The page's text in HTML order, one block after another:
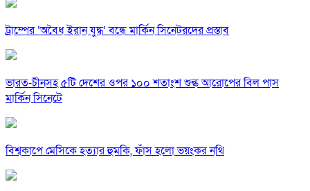
ট্রাম্পের ‘অবৈধ ইরান যুদ্ধ’ বন্ধে মার্কিন সিনেটরদের প্রস্তাব
ভারত-চীনসহ ৫টি দেশের ওপর ১০০ শতাংশ শুল্ক আরোপের বিল পাস
মার্কিন সিনেটে
বিশ্বকাপে মেসিকে হত্যার হুমকি, ফাঁস হলো ভয়ংকর নথি